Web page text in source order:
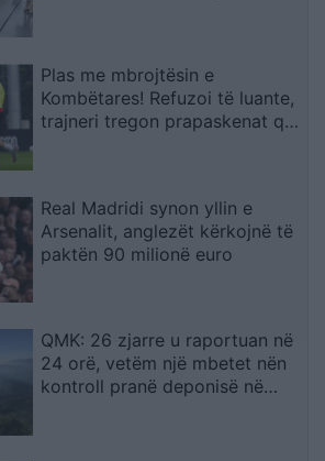
Plas me mbrojtësin e
Kombëtares! Refuzoi të luante,
trajneri tregon prapaskenat që
Real Madridi synon yllin e
Arsenalit, anglezët kërkojnë të
paktën 90 milionë euro
QMK: 26 zjarre u raportuan në
24 orë, vetëm një mbetet nën
kontroll pranë deponisë në